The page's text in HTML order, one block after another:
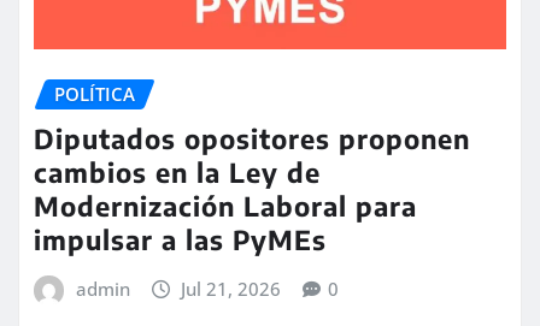
POLÍTICA
Diputados opositores proponen
cambios en la Ley de
Modernización Laboral para
impulsar a las PyMEs
admin Jul 21, 2026 0